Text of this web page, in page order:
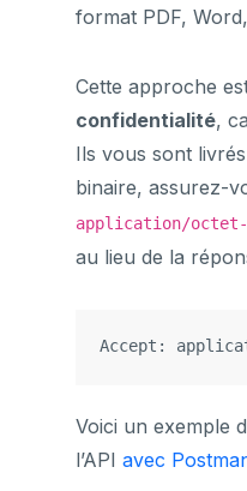
format PDF,
Cette approche
confidentialité,
Ils vous sont
binaire, assurez-
application/octet-
au lieu de la
Voici un exemple
l’API avec